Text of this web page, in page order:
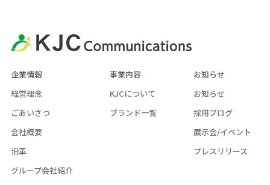
企業情報
経営理念
ごあいさつ
会社概要
沿革
グループ会社紹介
事業内容
KJCについて
ブランド一覧
お知らせ
お知らせ
採用ブログ
展示会/イベント
プレスリリース